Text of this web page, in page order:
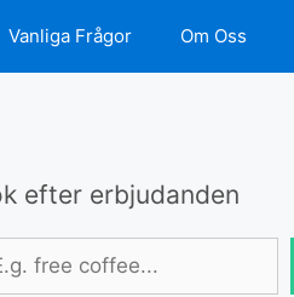
Vanliga Frågor Om Oss
efter erbjudanden